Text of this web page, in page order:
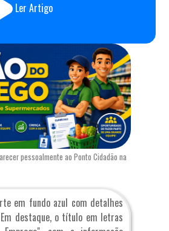
Ler Artigo
pessoalmente ao Ponto Cidadão na
em fundo azul com detalhes
destaque, o título em letras